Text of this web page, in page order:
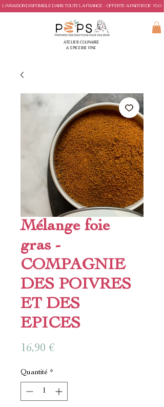
LIVRAISON DISPONIBLE DANS TOUTE LA FRANCE - OFFERTE A PARTIR DE 150€
ATELIER CULINAIRE
& EPICERIE FINE
Mélange foie
gras -
COMPAGNIE
DES POIVRES
ET DES
EPICES
16,90 €Prix
Quantité *